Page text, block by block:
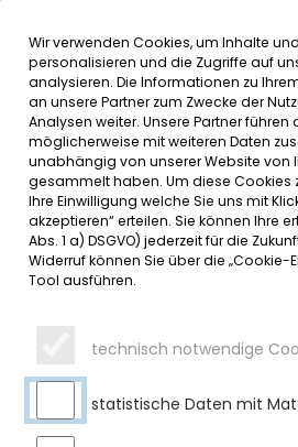
Inhalt
SERVICE
Wir verwenden Cookies, um Inhalte
personalisieren und die Zugriffe auf
analysieren. Die Informationen zu
an unsere Partner zum Zwecke der
Analysen weiter. Unsere Partner
möglicherweise mit weiteren Daten
unabhängig von unserer Website von
gesammelt haben. Um diese Cookies
Ihre Einwilligung welche Sie uns mit
akzeptieren“ erteilen. Sie können Ihre
Abs. 1 a) DSGVO) jederzeit für die
Widerruf können Sie über die „Cookie-
Tool ausführen.
technisch notwendige
statistische Daten mit